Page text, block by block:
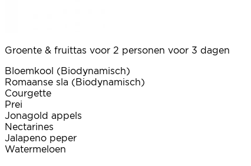
Groente & fruittas voor 2 personen voor 3 dagen
Bloemkool (Biodynamisch)
Romaanse sla (Biodynamisch)
Courgette
Prei
Jonagold appels
Nectarines
Jalapeno peper
Watermeloen